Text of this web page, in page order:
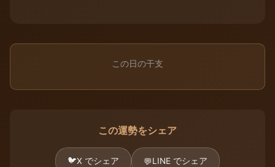
この日の干支
この運勢をシェア
🐦X でシェア 💬LINE でシェア